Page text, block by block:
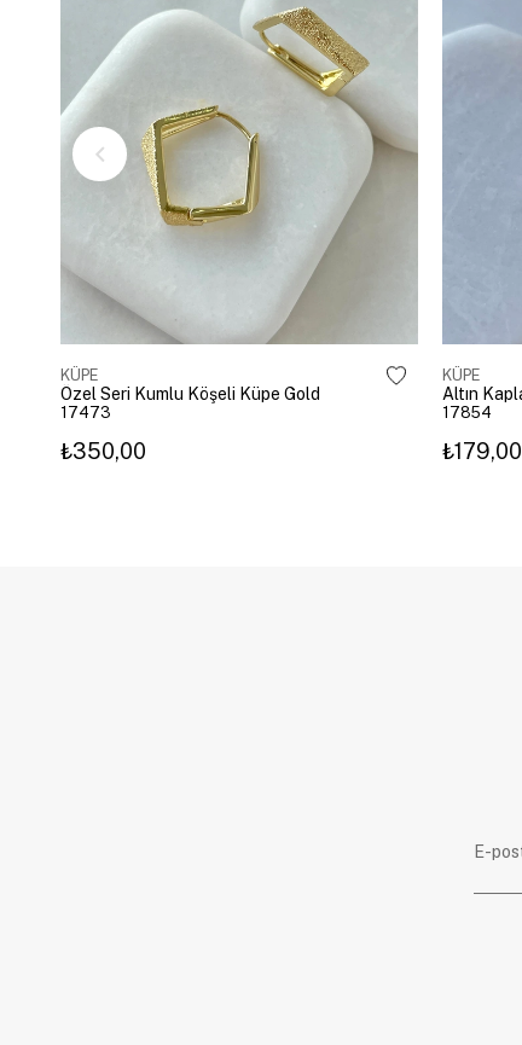
KÜPE
Özel Seri Kumlu Köşeli Küpe Gold
17473
₺350,00
KÜPE
17854
₺179,00